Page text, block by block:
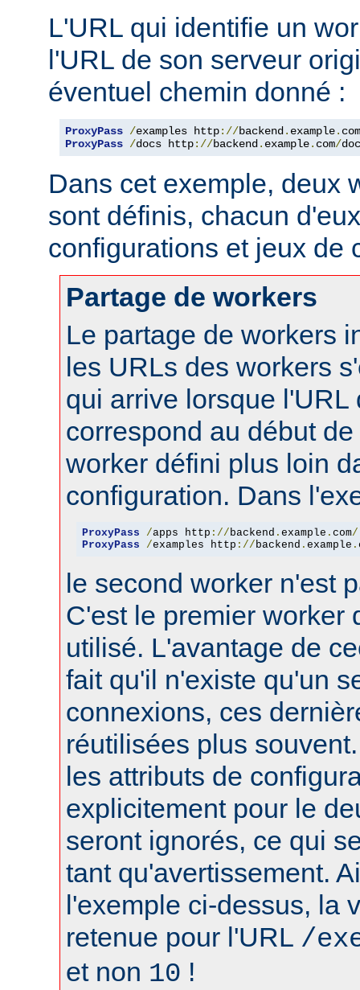
L'URL qui identifie un
l'URL de son serveur
éventuel chemin donné :
ProxyPass /examples http://backend . example. com
ProxyPass /docs http://backend . example. com/
Dans cet exemple, deux
sont définis, chacun
configurations et jeux de
Partage de workers
Le partage de workers
les URLs des workers
qui arrive lorsque l'URL
correspond au début
worker défini plus loin
configuration. Dans
ProxyPass /apps http ://backend . example . com/
ProxyPass
/examples http ://backend . example .
le second worker n'est
C'est le premier worker
utilisé. L'avantage de
fait qu'il n'existe qu'un
connexions, ces
réutilisées plus
les attributs de
explicitement pour le
seront ignorés, ce qui
tant qu'avertissement.
l'exemple ci-dessus, la
retenue pour l'URL /
et non 10 !